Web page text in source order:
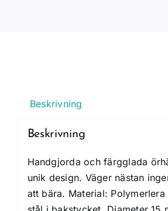
Beskrivning
Beskrivning
Handgjorda och färgglada
unik design. Väger nästan
att bära. Material: